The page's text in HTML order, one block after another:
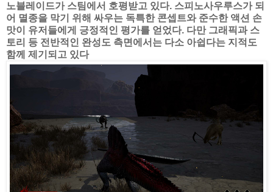
노블레이드가 스팀에서 호평받고 있다. 스피노사우루스가 되
어 멸종을 막기 위해 싸우는 독특한 콘셉트와 준수한 액션 손
맛이 유저들에게 긍정적인 평가를 얻었다. 다만 그래픽과 스
토리 등 전반적인 완성도 측면에서는 다소 아쉽다는 지적도
함께 제기되고 있다